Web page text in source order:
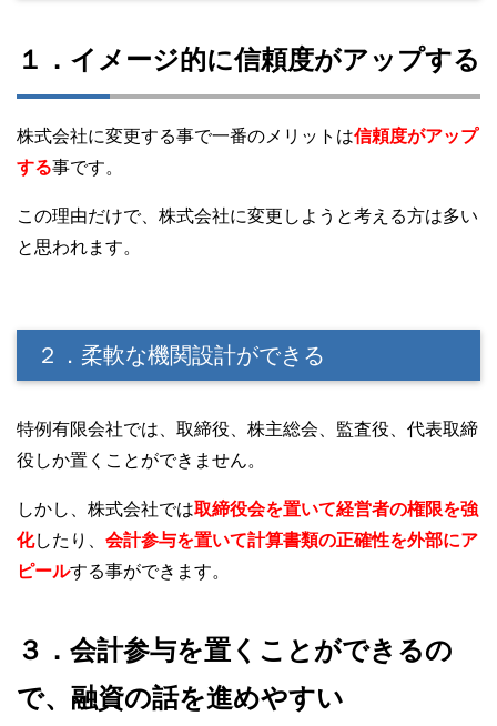
１．イメージ的に信頼度がアップする
株式会社に変更する事で一番のメリットは信頼度がアップ
する事です。
この理由だけで、株式会社に変更しようと考える方は多い
と思われます。
２．柔軟な機関設計ができる
特例有限会社では、取締役、株主総会、監査役、代表取締
役しか置くことができません。
しかし、株式会社では取締役会を置いて経営者の権限を強
化したり、 会計参与を置いて計算書類の正確性を外部にア
ピールする事ができます。
３．会計参与を置くことができるの
で、融資の話を進めやすい